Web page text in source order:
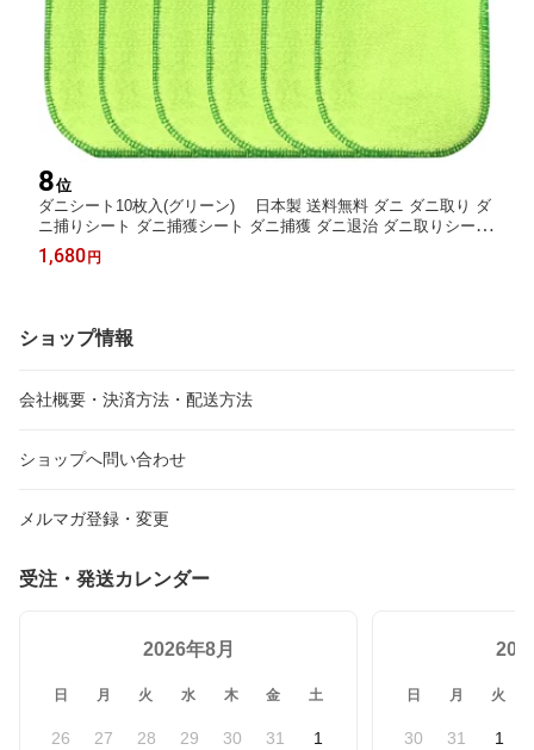
8位
ダニシート10枚入(グリーン) 日本製 送料無料 ダニ ダニ取り ダ
ニ捕りシート ダニ捕獲シート ダニ捕獲 ダニ退治 ダニ取りシート
防ダニシート ダニよせマット ダニよせシート ダニマット ダニ対
策 駆除
1,680 円
ショップ情報
会社概要・決済方法・配送方法
ショップへ問い合わせ
メルマガ登録・変更
受注・発送カレンダー
2026年8月
日 月 火 水 木 金 土
26 27 28 29 30 31 1
日 月 火
30 31 1